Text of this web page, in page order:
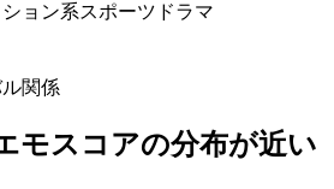
ション系スポーツドラマ
関係
モスコアの分布が近い